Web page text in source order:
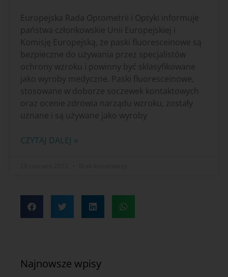
Europejska Rada Optometrii i Optyki informuje
państwa członkowskie Unii Europejskiej i
Komisję Europejską, że paski fluoresceinowe są
bezpieczne do używania przez specjalistów
ochrony wzroku i powinny być sklasyfikowane
jako wyroby medyczne. Paski fluoresceinowe,
stosowane w doborze soczewek kontaktowych
oraz ocenie zdrowia narządu wzroku, zostały
uznane i są używane jako wyroby
CZYTAJ DALEJ »
Najnowsze wpisy